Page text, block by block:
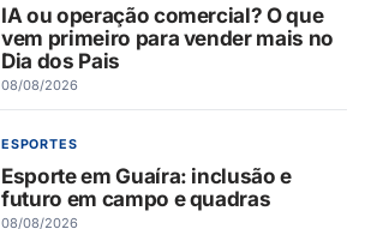
IA ou operação comercial? O que
vem primeiro para vender mais no
Dia dos Pais
08/08/2026
ESPORTES
Esporte em Guaíra: inclusão e
futuro em campo e quadras
08/08/2026